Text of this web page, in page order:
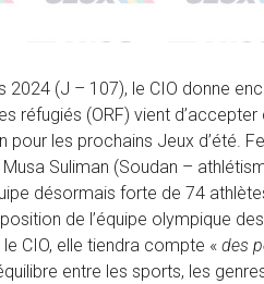
(J – 107), le CIO donne
réfugiés (ORF) vient
pour les prochains Jeux d’été.
Suliman (Soudan –
désormais forte de 74
de l’équipe olympique
CIO, elle tiendra compte « des
entre les sports, les